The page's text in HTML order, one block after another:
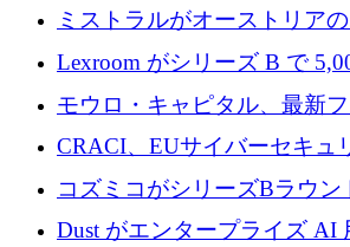
ミストラルがオーストリア
Lexroom がシリーズ B で
てヨーロッパ大陸法用の法
モウロ・キャピタル、最新
ローズで4億ドルを確保
CRACI、EUサイバーセキュ
アンスプラットフォームのた
コズミコがシリーズBラウン
ロを調達
Dust がエンタープライズ AI